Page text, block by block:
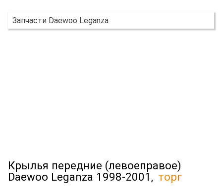
Запчасти Daewoo Leganza
Крылья передние (левоеправое)
Daewoo Leganza 1998-2001, торг